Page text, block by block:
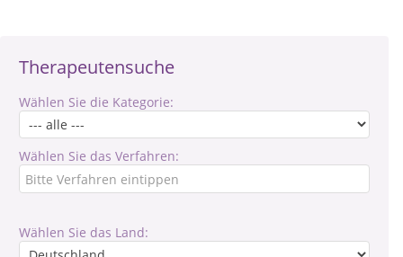
Therapeutensuche
Wählen Sie die Kategorie:
Wählen Sie das Verfahren:
Wählen Sie das Land: